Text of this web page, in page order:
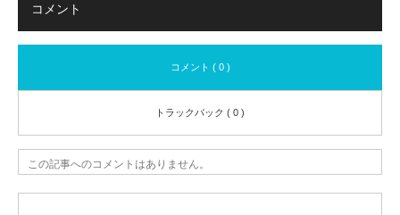
コメント
コメント ( 0 )
トラックバック ( 0 )
この記事へのコメントはありません。